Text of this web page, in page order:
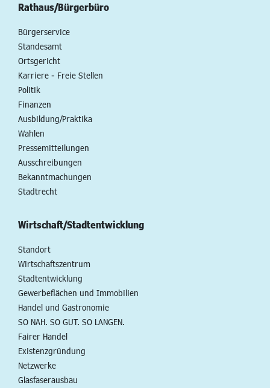
Rathaus/Bürgerbüro
Bürgerservice
Standesamt
Ortsgericht
Karriere - Freie Stellen
Politik
Finanzen
Ausbildung/Praktika
Wahlen
Pressemitteilungen
Ausschreibungen
Bekanntmachungen
Stadtrecht
Wirtschaft/Stadtentwicklung
Standort
Wirtschaftszentrum
Stadtentwicklung
Gewerbeflächen und Immobilien
Handel und Gastronomie
SO NAH. SO GUT. SO LANGEN.
Fairer Handel
Existenzgründung
Netzwerke
Glasfaserausbau